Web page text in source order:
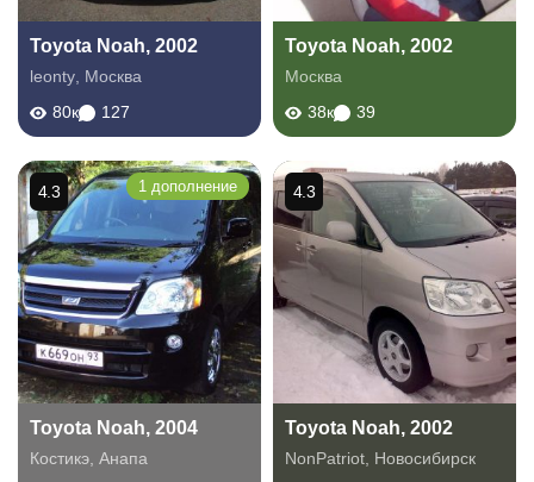
Toyota Noah, 2002
leonty Москва
80к
127
Toyota Noah, 2002
Москва
38к
39
Toyota Noah, 2004
Костикэ Анапа
4.3 1 дополнение
Toyota Noah, 2002
NonPatriot Новосибирск
4.3